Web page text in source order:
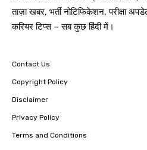
ताज़ा खबर, भर्ती नोटिफिकेशन, परीक्षा
करियर टिप्स – सब कुछ हिंदी में।
Contact Us
Copyright Policy
Disclaimer
Privacy Policy
Terms and Conditions